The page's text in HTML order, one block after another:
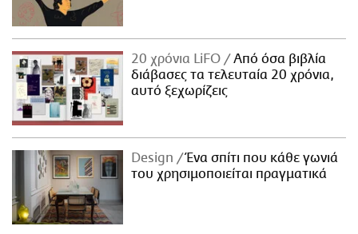
20 χρόνια LiFO
Από όσα βιβλία
διάβασες τα τελευταία 20 χρόνια,
αυτό ξεχωρίζεις
Design
Ένα σπίτι που κάθε γωνιά
του χρησιμοποιείται πραγματικά